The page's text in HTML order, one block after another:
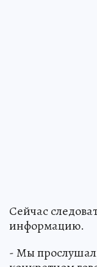
Сейчас
информацию.
- Мы